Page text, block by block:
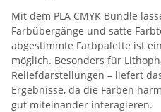
Mit dem PLA CMYK Bundle
Farbübergänge und satte
abgestimmte Farbpalette ist
möglich. Besonders für
Reliefdarstellungen – liefert
Ergebnisse, da die Farben
gut miteinander interagieren.